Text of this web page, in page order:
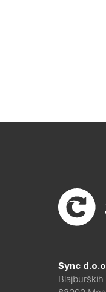
Sync